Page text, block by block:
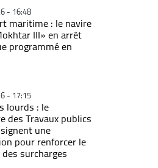
- 16:48
maritime : le navire
III» en arrêt
programmé en
- 17:15
lourds : le
des Travaux publics
une
pour renforcer le
surcharges